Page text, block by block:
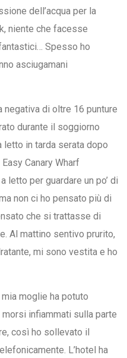
dell’acqua per la
niente che facesse
Spesso ho
asciugamani
negativa di oltre 16 punture
durante il soggiorno
letto in tarda serata dopo
Canary Wharf
letto per guardare un po’ di
non ci ho pensato più di
che si trattasse di
Al mattino sentivo prurito,
mi sono vestita e ho
moglie ha potuto
infiammati sulla parte
così ho sollevato il
L’hotel ha